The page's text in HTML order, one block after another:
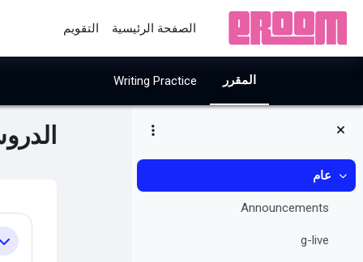
تخطى إلى المحتوى الرئيسي
الصفحة الرئيسية
التقويم
المقرر Writing Practice
طي
عام
Announcements
g-live